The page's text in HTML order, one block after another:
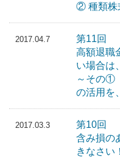
② 種類株
2017.04.7
第11回
高額退職
い場合は
～その①
の活用を
2017.03.3
第10回
含み損の
きなさい！